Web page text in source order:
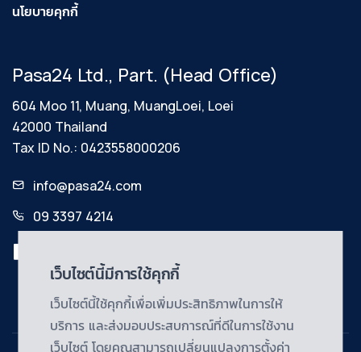
นโยบายคุกกี้
Pasa24 Ltd., Part. (Head Office)
604 Moo 11, Muang, MuangLoei, Loei
42000 Thailand
Tax ID No.: 0423558000206
info@pasa24.com
09 3397 4214
เว็บไซต์นี้มีการใช้คุกกี้
เว็บไซต์นี้ใช้คุกกี้เพื่อเพิ่มประสิทธิภาพในการให้
บริการ และส่งมอบประสบการณ์ที่ดีในการใช้งาน
เว็บไซต์ โดยคุณสามารถเปลี่ยนแปลงการตั้งค่า